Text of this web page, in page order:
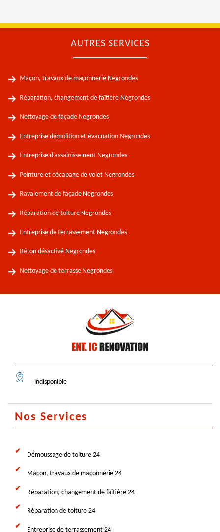
AUTRES SERVICES
Maçon, travaux de maçonnerie Negrondes
Réparation, changement de faîtière Negrondes
Nettoyage de façade Negrondes
Entreprise démolition et évacuation Negrondes
Entreprise d'assainissement Negrondes
Peinture et décapage de volet Negrondes
Ravalement de façade Negrondes
Réparation de toiture Negrondes
Entreprise de terrassement Negrondes
Béton désactivé Negrondes
Nettoyage de terrasse Negrondes
indisponible
Nos Services
Démoussage de toiture 24
Maçon, travaux de maçonnerie 24
Réparation, changement de faîtière 24
Réparation de toiture 24
Entreprise de terrassement 24